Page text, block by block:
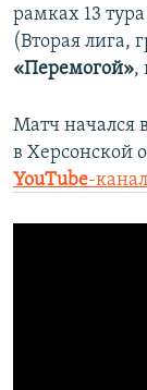
рамках 13
(Вторая лига,
«Перемогой»,
Матч начался
в Херсонской
YouTube-